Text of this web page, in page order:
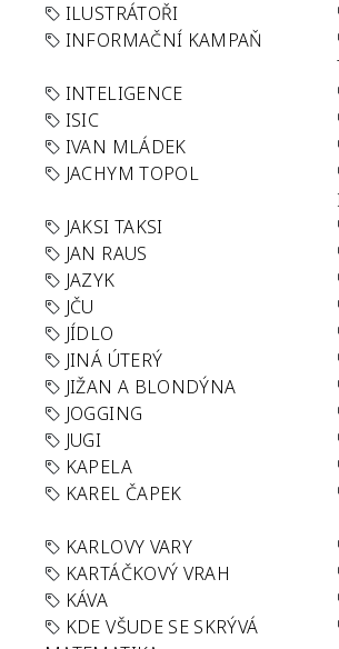
ILUSTRÁTOŘI
INFORMAČNÍ KAMPAŇ
INTELIGENCE
ISIC
IVAN MLÁDEK
JACHYM TOPOL
JAKSI TAKSI
JAN RAUS
JAZYK
JČU
JÍDLO
JINÁ ÚTERÝ
JIŽAN A BLONDÝNA
JOGGING
JUGI
KAPELA
KAREL ČAPEK
KARLOVY VARY
KARTÁČKOVÝ VRAH
KÁVA
KDE VŠUDE SE SKRÝVÁ